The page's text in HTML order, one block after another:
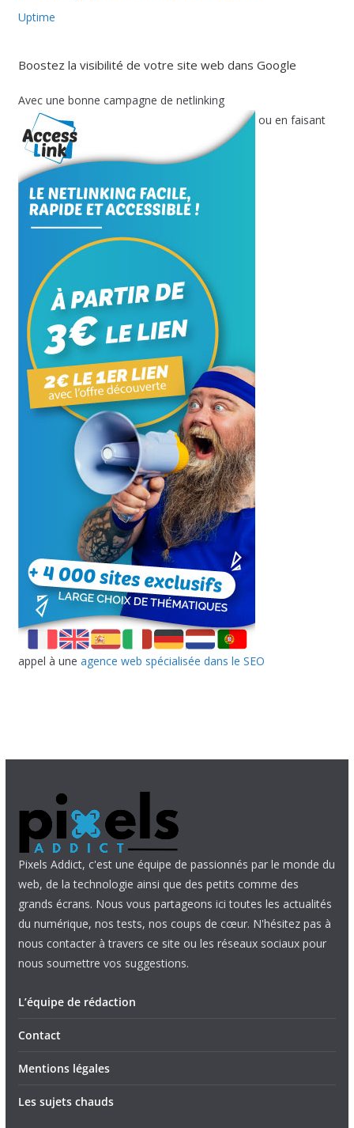
Uptime
Boostez la visibilité de votre site web dans Google
Avec une bonne campagne de netlinking
ou en faisant
appel à une agence web spécialisée dans le SEO
Pixels Addict, c'est une équipe de passionnés par le monde du
web, de la technologie ainsi que des petits comme des
grands écrans. Nous vous partageons ici toutes les actualités
du numérique, nos tests, nos coups de cœur. N'hésitez pas à
nous contacter à travers ce site ou les réseaux sociaux pour
nous soumettre vos suggestions.
L’équipe de rédaction
Contact
Mentions légales
Les sujets chauds